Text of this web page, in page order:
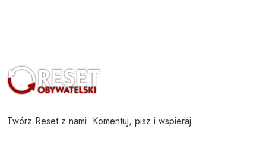
Twórz Reset z nami. Komentuj, pisz i wspieraj